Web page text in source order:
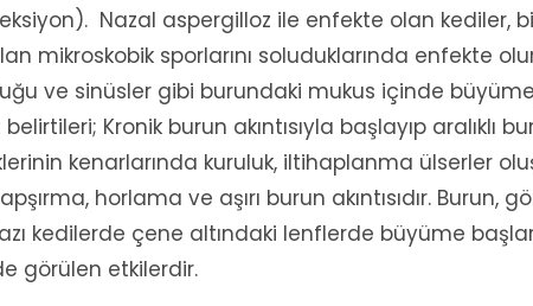
Nazal aspergilloz ile enfekte olan kediler,
mikroskobik sporlarını soluduklarında enfekte
ve sinüsler gibi burundaki mukus içinde
Kronik burun akıntısıyla başlayıp aralıklı
kenarlarında kuruluk, iltihaplanma ülserler
horlama ve aşırı burun akıntısıdır. Burun,
kedilerde çene altındaki lenflerde büyüme
görülen etkilerdir.